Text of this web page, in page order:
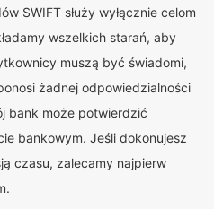
SWIFT służy wyłącznie celom
wszelkich starań, aby
muszą być świadomi,
żadnej odpowiedzialności
bank może potwierdzić
bankowym. Jeśli dokonujesz
czasu, zalecamy najpierw